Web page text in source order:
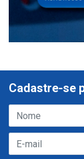
Cadastre-se